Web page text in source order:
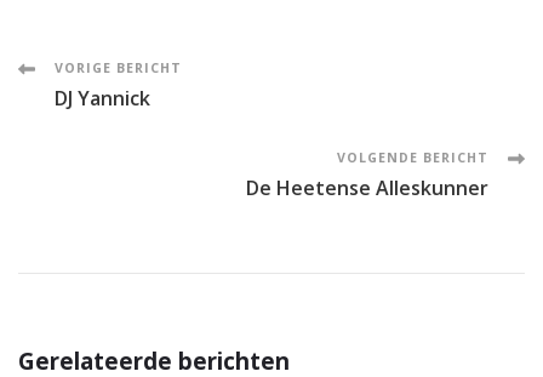
Post
VORIGE BERICHT
DJ Yannick
VOLGENDE BERICHT
De Heetense Alleskunner
Gerelateerde berichten